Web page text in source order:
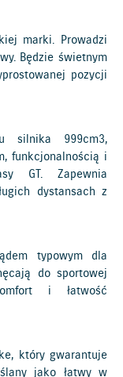
marki. Prowadzi
Będzie świetnym
pozycji
silnika 999cm3,
funkcjonalnością i
GT. Zapewnia
dystansach z
typowym dla
do sportowej
i łatwość
który gwarantuje
jako łatwy w